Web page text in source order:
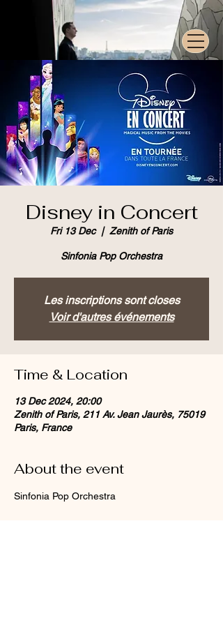
Disney in Concert
Fri 13 Dec
  |
Zenith of Paris
Sinfonia Pop Orchestra
Les inscriptions sont closes
Voir d'autres événements
Time & Location
13 Dec 2024, 20:00
Zenith of Paris, 211 Av. Jean Jaurès, 75019
Paris, France
About the event
Sinfonia Pop Orchestra